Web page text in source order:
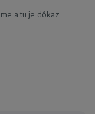
a tu je dôkaz